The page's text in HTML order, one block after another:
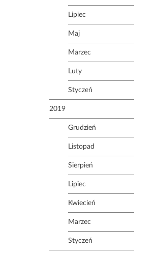
Lipiec
Maj
Marzec
Luty
Styczeń
2019
Grudzień
Listopad
Sierpień
Lipiec
Kwiecień
Marzec
Styczeń